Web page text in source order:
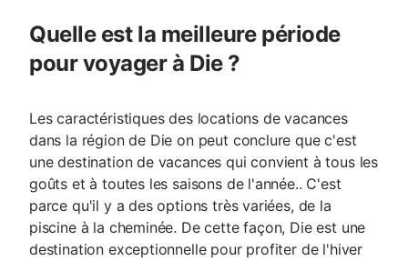
Quelle est la meilleure période
pour voyager à Die ?
Les caractéristiques des locations de vacances
dans la région de Die on peut conclure que c'est
une destination de vacances qui convient à tous les
goûts et à toutes les saisons de l'année.. C'est
parce qu'il y a des options très variées, de la
piscine à la cheminée. De cette façon, Die est une
destination exceptionnelle pour profiter de l'hiver